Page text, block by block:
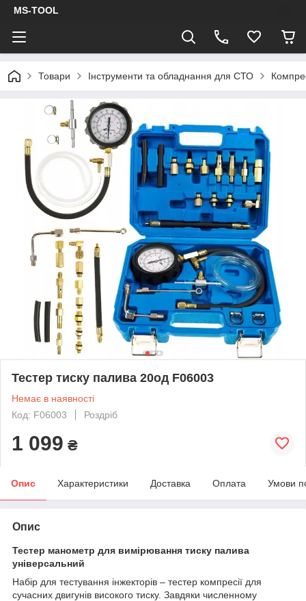
MS-TOOL
Товари Інструменти та обладнання для СТО
Тестер тиску палива 20од F06003
Немає в наявності
Код: F06003
Роздріб
1 099 ₴
Опис Характеристики Доставка Оплата Умови
Опис
Тестер манометр для вимірювання тиску палива
універсальний
Набір для тестування інжекторів – тестер компресії для
сучасних двигунів високого тиску. Завдяки численному